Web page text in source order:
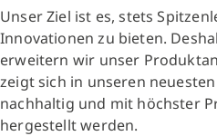
Unser Ziel ist es, stets
Innovationen zu bieten.
erweitern wir unser
zeigt sich in unseren
nachhaltig und mit höchster
hergestellt werden.